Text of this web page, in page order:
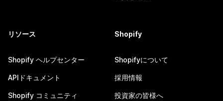
リソース
Shopify ヘルプセンター
APIドキュメント
Shopify コミュニティ
Shopify
Shopifyについて
採用情報
投資家の皆様へ